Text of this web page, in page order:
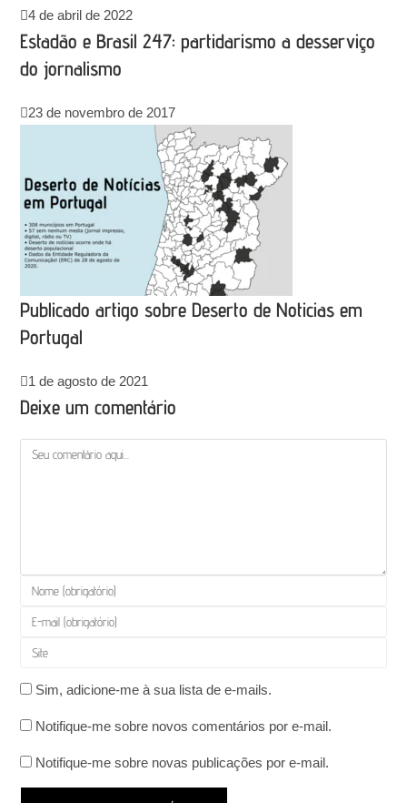
4 de abril de 2022
Estadão e Brasil 247: partidarismo a desserviço
do jornalismo
23 de novembro de 2017
Publicado artigo sobre Deserto de Noticias em
Portugal
1 de agosto de 2021
Deixe um comentário
Comentário
Digite
nome
ou
de
usuário
comentar
Digite
endereço
de
mail
para
Digite
URL
site
Sim, adicione-me à sua lista de e-mails.
Notifique-me sobre novos comentários por e-mail.
Notifique-me sobre novas publicações por e-mail.